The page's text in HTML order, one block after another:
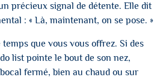
précieux signal de détente. Elle dit
: « Là, maintenant, on se pose. »
que vous vous offrez. Si des
list pointe le bout de son nez,
fermé, bien au chaud ou sur